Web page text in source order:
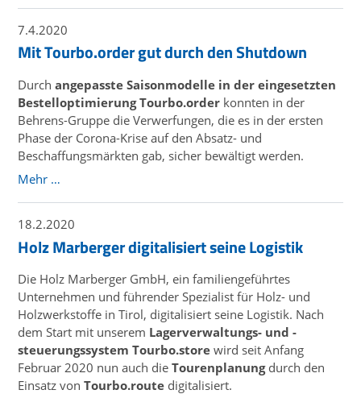
7.4.2020
Mit Tourbo.order gut durch den Shutdown
Durchangepasste Saisonmodelle in der eingesetzten
Bestelloptimierung Tourbo.order konnten in der
Behrens-Gruppe die Verwerfungen, die es in der ersten
Phase der Corona-Krise auf den Absatz- und
Beschaffungsmärkten gab, sicher bewältigt werden.
Mehr …
18.2.2020
Holz Marberger digitalisiert seine Logistik
Die Holz Marberger GmbH, ein familiengeführtes
Unternehmen und führender Spezialist für Holz- und
Holzwerkstoffe in Tirol, digitalisiert seine Logistik. Nach
dem Start mit unserem Lagerverwaltungs- und -
steuerungssystem Tourbo.storewird seit Anfang
Februar 2020 nun auch dieTourenplanungdurch den
Einsatz vonTourbo.route digitalisiert.